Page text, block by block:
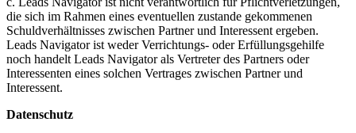
die sich im Rahmen eines eventuellen zustande gekommenen
Schuldverhältnisses zwischen Partner und Interessent ergeben.
Leads Navigator ist weder Verrichtungs- oder Erfüllungsgehilfe
noch handelt Leads Navigator als Vertreter des Partners oder
Interessenten eines solchen Vertrages zwischen Partner und
Interessent.
Datenschutz